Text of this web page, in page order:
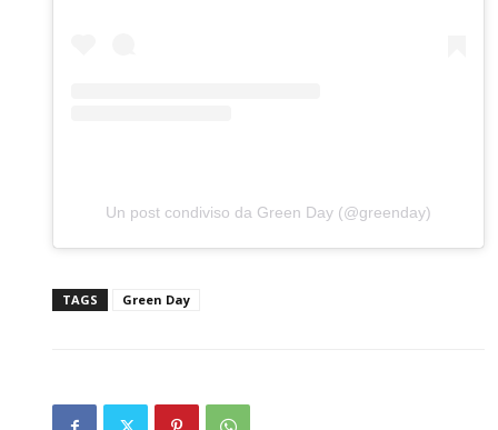
Un post condiviso da Green Day (@greenday)
TAGS Green Day